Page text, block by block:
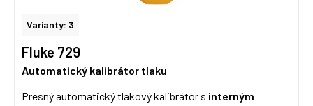
Varianty: 3
Fluke 729
Automatický kalibrátor tlaku
Presný automatický tlakový kalibrátor s interným